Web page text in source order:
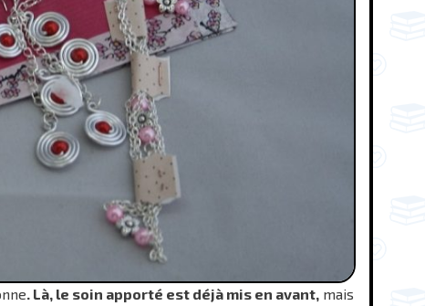
. Là, le soin apporté est déjà mis en avant, mais